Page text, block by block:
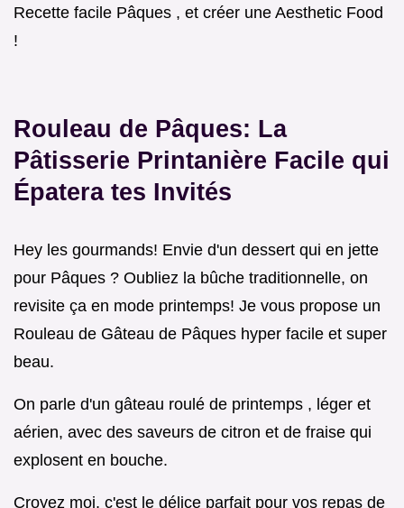
Recette facile Pâques , et créer une Aesthetic Food
!
Rouleau de Pâques: La
Pâtisserie Printanière Facile qui
Épatera tes Invités
Hey les gourmands! Envie d'un dessert qui en jette
pour Pâques ? Oubliez la bûche traditionnelle, on
revisite ça en mode printemps! Je vous propose un
Rouleau de Gâteau de Pâques hyper facile et super
beau.
On parle d'un gâteau roulé de printemps , léger et
aérien, avec des saveurs de citron et de fraise qui
explosent en bouche.
Croyez moi, c'est le délice parfait pour vos repas de